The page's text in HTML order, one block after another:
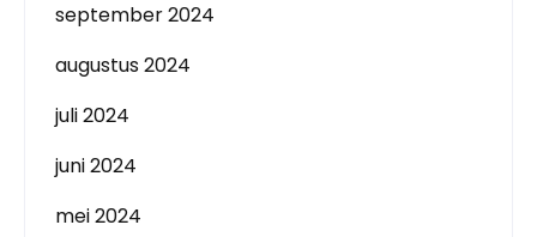
september 2024
augustus 2024
juli 2024
juni 2024
mei 2024